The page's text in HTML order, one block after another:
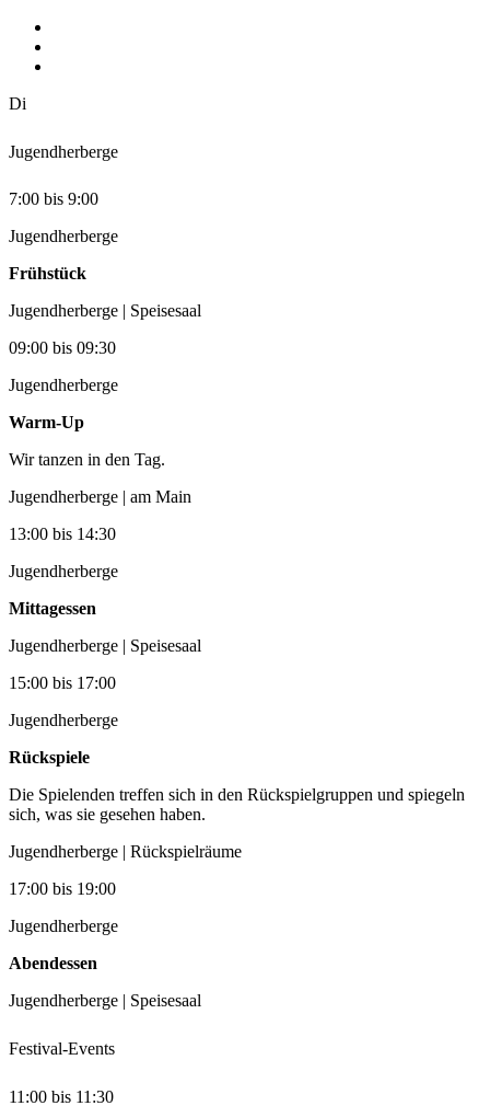
Di
Jugendherberge
7:00 bis 9:00
Jugendherberge
Frühstück
Jugendherberge | Speisesaal
09:00 bis 09:30
Jugendherberge
Warm-Up
Wir tanzen in den Tag.
Jugendherberge | am Main
13:00 bis 14:30
Jugendherberge
Mittagessen
Jugendherberge | Speisesaal
15:00 bis 17:00
Jugendherberge
Rückspiele
Die Spielenden treffen sich in den Rückspielgruppen und spiegeln
sich, was sie gesehen haben.
Jugendherberge | Rückspielräume
17:00 bis 19:00
Jugendherberge
Abendessen
Jugendherberge | Speisesaal
Festival-Events
11:00 bis 11:30